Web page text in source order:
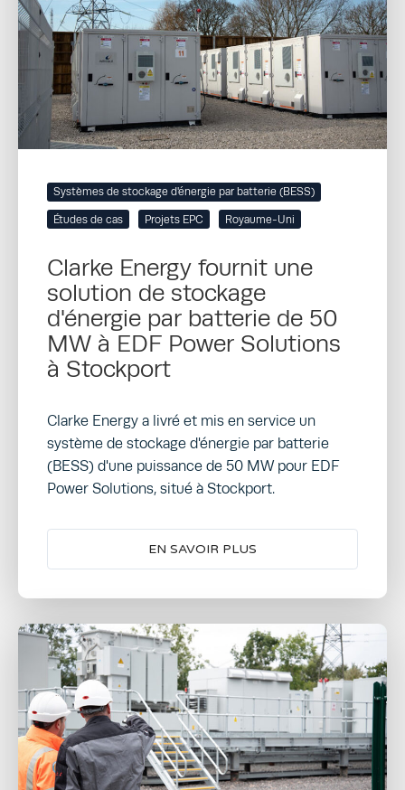
Systèmes de stockage d'énergie par batterie (BESS)
Études de cas Projets EPC Royaume-Uni
Clarke Energy fournit une
solution de stockage
d'énergie par batterie de 50
MW à EDF Power Solutions
à Stockport
Clarke Energy a livré et mis en service un
système de stockage d'énergie par batterie
(BESS) d'une puissance de 50 MW pour EDF
Power Solutions, situé à Stockport.
EN SAVOIR PLUS